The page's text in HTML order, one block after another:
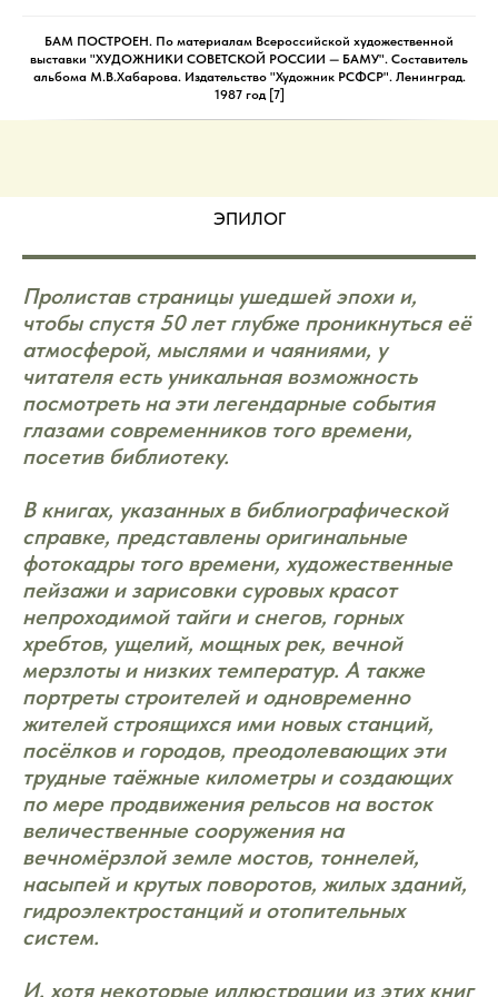
БАМ ПОСТРОЕН. По материалам Всероссийской художественной
выставки "ХУДОЖНИКИ СОВЕТСКОЙ РОССИИ — БАМУ". Составитель
альбома М.В.Хабарова. Издательство "Художник РСФСР". Ленинград.
1987 год [7]
ЭПИЛОГ
Пролистав страницы ушедшей эпохи и,
чтобы спустя 50 лет глубже проникнуться её
атмосферой, мыслями и чаяниями, у
читателя есть уникальная возможность
посмотреть на эти легендарные события
глазами современников того времени,
посетив библиотеку.
В книгах, указанных в библиографической
справке, представлены оригинальные
фотокадры того времени, художественные
пейзажи и зарисовки суровых красот
непроходимой тайги и снегов, горных
хребтов, ущелий, мощных рек, вечной
мерзлоты и низких температур. А также
портреты строителей и одновременно
жителей строящихся ими новых станций,
посёлков и городов, преодолевающих эти
трудные таёжные километры и создающих
по мере продвижения рельсов на восток
величественные сооружения на
вечномёрзлой земле мостов, тоннелей,
насыпей и крутых поворотов, жилых зданий,
гидроэлектростанций и отопительных
систем.
И, хотя некоторые иллюстрации из этих книг